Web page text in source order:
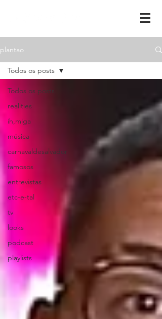
plantao
Todos os posts
realities
ih,miga
música
carnavaldesalvador
famosos
entrevistas
etc-e-tal
tv
looks
podcast
playlists
Todos os posts